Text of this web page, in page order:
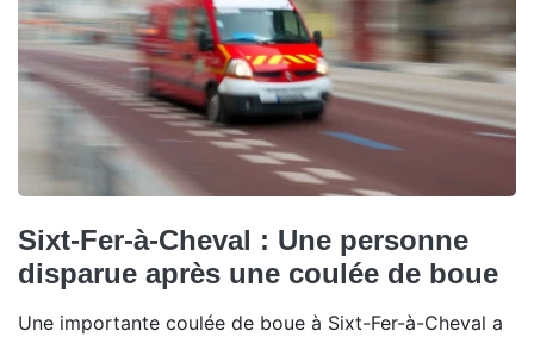
Sixt-Fer-à-Cheval : Une personne
disparue après une coulée de boue
Une importante coulée de boue à Sixt-Fer-à-Cheval a